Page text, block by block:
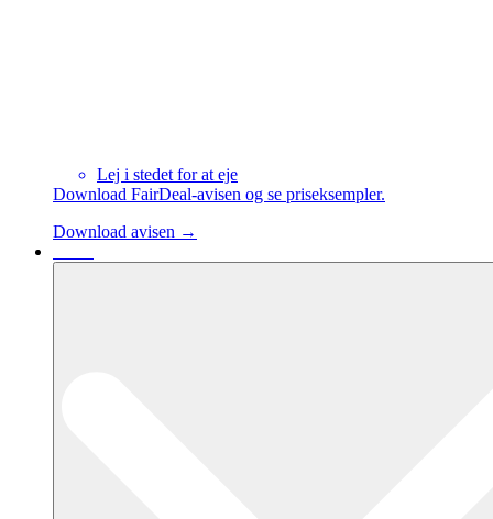
Lej i stedet for at eje
Download FairDeal-avisen og se priseksempler.
Download avisen →